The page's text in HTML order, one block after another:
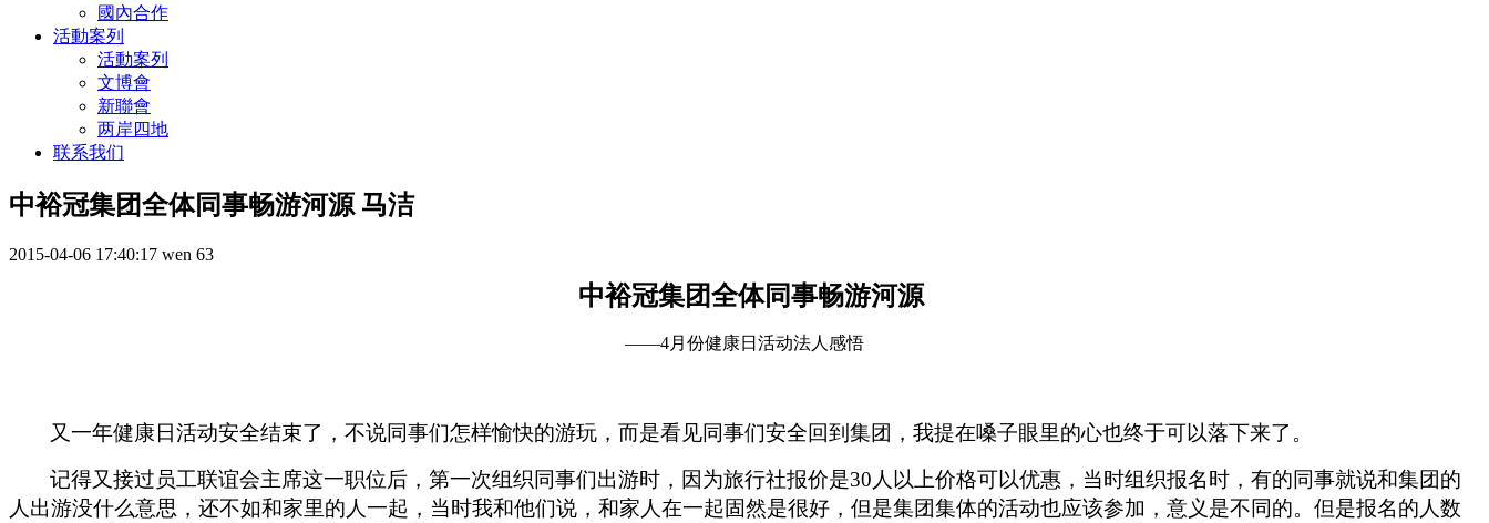
國內合作
活動案列
活動案列
文博會
新聯會
两岸四地
联系我们
中裕冠集团全体同事畅游河源 马洁
2015-04-06 17:40:17 wen 63
中裕冠集团全体同事畅游河源
——4月份健康日活动法人感悟
又一年健康日活动安全结束了，不说同事们怎样愉快的游玩，而是看见同事们安全回到集团，我提在嗓子眼里的心也终于可以落下来了。
记得又接过员工联谊会主席这一职位后，第一次组织同事们出游时，因为旅行社报价是30人以上价格可以优惠，当时组织报名时，有的同事就说和集团的
人出游没什么意思，还不如和家里的人一起，当时我和他们说，和家人在一起固然是很好，但是集团集体的活动也应该参加，意义是不同的。但是报名的人数